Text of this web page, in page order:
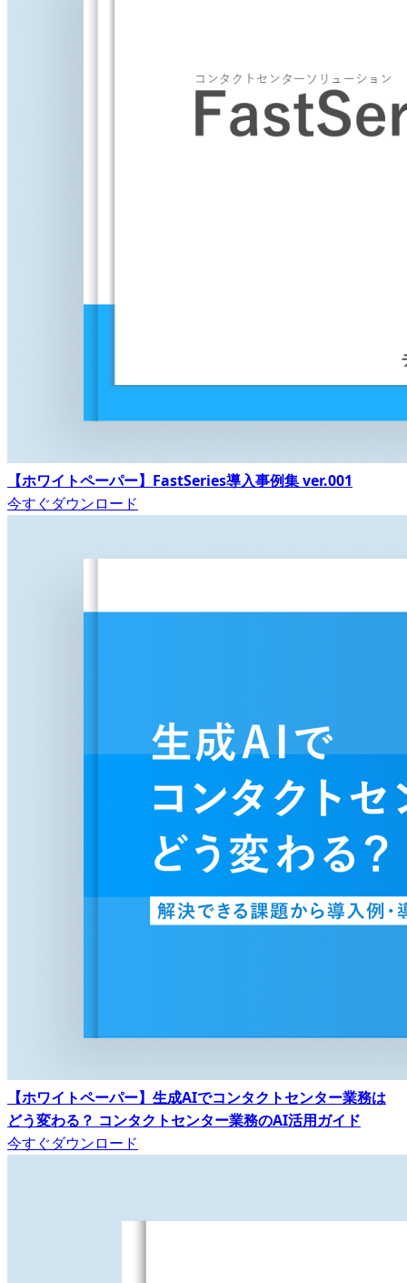
【ホワイトペーパー】FastSeries導入事例集 ver.001
今すぐダウンロード
【ホワイトペーパー】生成AIでコンタクトセンター業務は
どう変わる？ コンタクトセンター業務のAI活用ガイド
今すぐダウンロード